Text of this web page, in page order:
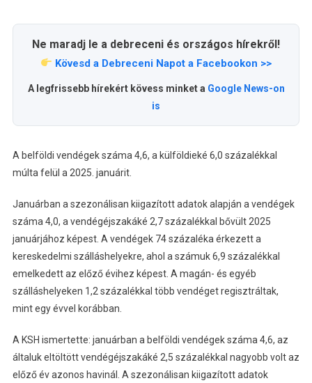
Ne maradj le a debreceni és országos hírekről!
Kövesd a Debreceni Napot a Facebookon >>
A legfrissebb hírekért kövess minket a Google News-on
is
A belföldi vendégek száma 4,6, a külföldieké 6,0 százalékkal
múlta felül a 2025. januárit.
Januárban a szezonálisan kiigazított adatok alapján a vendégek
száma 4,0, a vendégéjszakáké 2,7 százalékkal bővült 2025
januárjához képest. A vendégek 74 százaléka érkezett a
kereskedelmi szálláshelyekre, ahol a számuk 6,9 százalékkal
emelkedett az előző évihez képest. A magán- és egyéb
szálláshelyeken 1,2 százalékkal több vendéget regisztráltak,
mint egy évvel korábban.
A KSH ismertette: januárban a belföldi vendégek száma 4,6, az
általuk eltöltött vendégéjszakáké 2,5 százalékkal nagyobb volt az
előző év azonos havinál. A szezonálisan kiigazított adatok